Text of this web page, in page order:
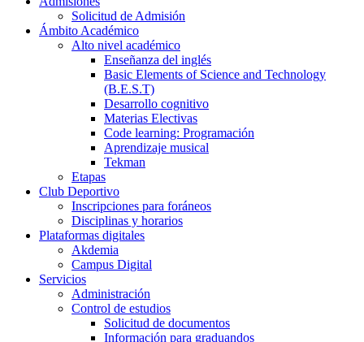
Solicitud de Admisión
Ámbito Académico
Alto nivel académico
Enseñanza del inglés
Basic Elements of Science and Technology
(B.E.S.T)
Desarrollo cognitivo
Materias Electivas
Code learning: Programación
Aprendizaje musical
Tekman
Etapas
Club Deportivo
Inscripciones para foráneos
Disciplinas y horarios
Plataformas digitales
Akdemia
Campus Digital
Servicios
Administración
Control de estudios
Solicitud de documentos
Información para graduandos